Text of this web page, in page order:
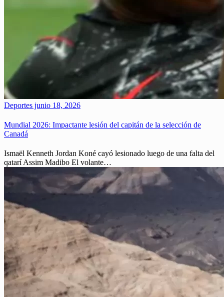
Deportes junio 18, 2026
Mundial 2026: Impactante lesión del capitán de la selección de
Canadá
Ismaël Kenneth Jordan Koné cayó lesionado luego de una falta del
qatarí Assim Madibo El volante…